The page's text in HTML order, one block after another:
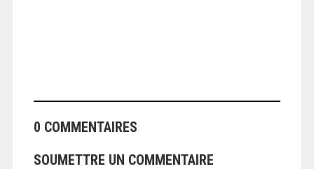
0 COMMENTAIRES
SOUMETTRE UN COMMENTAIRE